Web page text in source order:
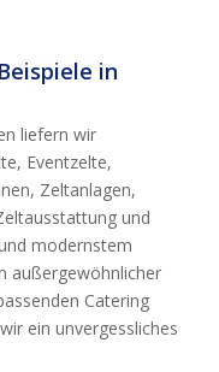
in
liefern wir
Eventzelte,
Zeltanlagen,
und
modernstem
außergewöhnlicher
Catering
ein unvergessliches